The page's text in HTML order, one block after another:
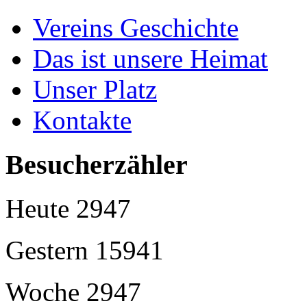
Vereins Geschichte
Das ist unsere Heimat
Unser Platz
Kontakte
Besucherzähler
Heute 2947
Gestern 15941
Woche 2947